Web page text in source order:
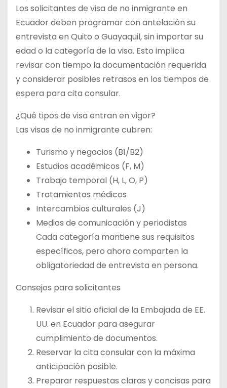
Los solicitantes de visa de no inmigrante en
Ecuador deben programar con antelación su
entrevista en Quito o Guayaquil, sin importar su
edad o la categoría de la visa. Esto implica
revisar con tiempo la documentación requerida
y considerar posibles retrasos en los tiempos de
espera para cita consular.
¿Qué tipos de visa entran en vigor?
Las visas de no inmigrante cubren:
Turismo y negocios (B1/B2)
Estudios académicos (F, M)
Trabajo temporal (H, L, O, P)
Tratamientos médicos
Intercambios culturales (J)
Medios de comunicación y periodistas
Cada categoría mantiene sus requisitos
específicos, pero ahora comparten la
obligatoriedad de entrevista en persona.
Consejos para solicitantes
Revisar el sitio oficial de la Embajada de EE.
UU. en Ecuador para asegurar
cumplimiento de documentos.
Reservar la cita consular con la máxima
anticipación posible.
Preparar respuestas claras y concisas para